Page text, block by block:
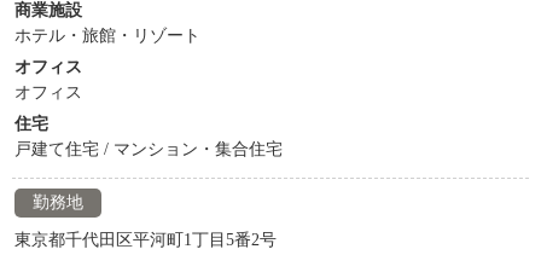
商業施設
ホテル・旅館・リゾート
オフィス
オフィス
住宅
戸建て住宅 / マンション・集合住宅
勤務地
東京都千代田区平河町1丁目5番2号